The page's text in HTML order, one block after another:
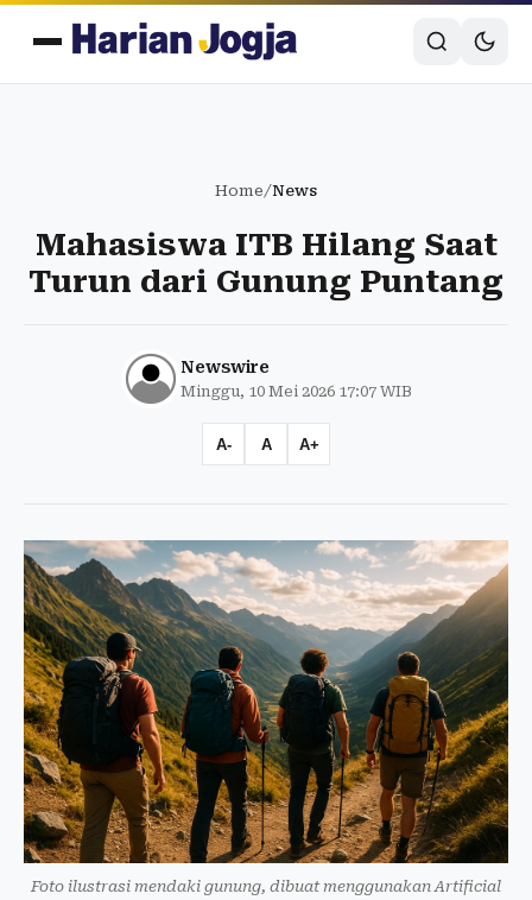
Home/News
Mahasiswa ITB Hilang Saat
Turun dari Gunung Puntang
Newswire
Minggu, 10 Mei 2026 17:07 WIB
A- A A+
Foto ilustrasi mendaki gunung, dibuat menggunakan Artificial